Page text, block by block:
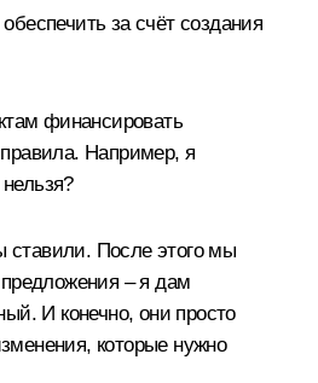
за счёт создания
финансировать
Например, я
ставили. После этого мы
– я дам
И конечно, они просто
которые нужно